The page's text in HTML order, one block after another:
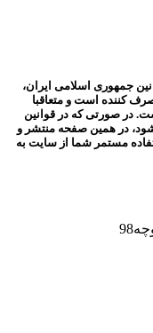
جمهوری اسلامی ایران،
کننده است و متعاقبا
در صورتی که در قوانین
شود، در همین صفحه منتشر و
مستمر شما از سایت به